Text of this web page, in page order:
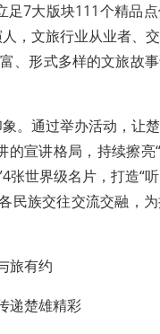
足7大版块111个精品
，文旅行业从业者、
、形式多样的文旅故
。通过举办活动，让
宣讲格局，持续擦亮
张世界级名片，打造“
民族交往交流交融，
旅有约
递楚雄精彩